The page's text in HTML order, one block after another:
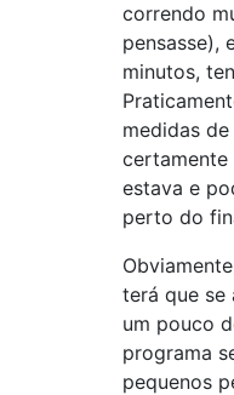
correndo
pensasse),
minutos,
medidas
certamente
estava e
perto do
terá que se
um pouco
programa
pequenos